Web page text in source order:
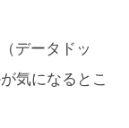
データドッ
気になるとこ